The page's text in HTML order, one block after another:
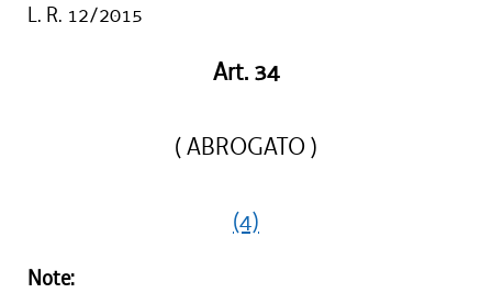
L. R. 12/2015
Art. 34
( ABROGATO )
(4)
Note: